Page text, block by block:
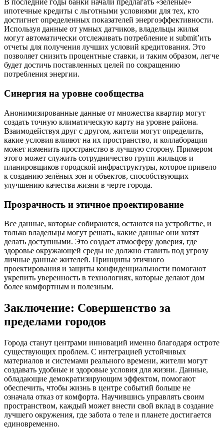
В последние годы банки начали предлагать «зеленые»
ипотечные кредиты с льготными условиями для тех, кто
достигнет определенных показателей энергоэффективности.
Используя данные от умных датчиков, владельцы жилья
могут автоматически отслеживать потребление и submit’ить
отчеты для получения лучших условий кредитования. Это
позволяет снизить процентные ставки, и таким образом, легче
будет достичь поставленных целей по сокращению
потребления энергии.
Синергия на уровне сообщества
Анонимизированные данные от множества квартир могут
создать точную климатическую карту на уровне района.
Взаимодействуя друг с другом, жители могут определить,
какие условия влияют на их пространство, и коллаборация
может изменить пространство в лучшую сторону. Примером
этого может служить сотрудничество групп жильцов и
планировщиков городской инфраструктуры, которое привело
к созданию зелёных зон и объектов, способствующих
улучшению качества жизни в черте города.
Прозрачность и этичное проектирование
Все данные, которые собираются, остаются на устройстве, и
только владельцы могут решать, какие данные они хотят
делать доступными. Это создает атмосферу доверия, где
здоровье окружающей среды не должно ставить под угрозу
личные данные жителей. Принципы этичного
проектирования и защиты конфиденциальности помогают
укрепить уверенность в технологиях, которые делают дом
более комфортным и полезным.
Заключение: Совершенство за
пределами городов
Города станут центрами инноваций именно благодаря остроте
существующих проблем. С интеграцией устойчивых
материалов и системами реального времени, жители могут
создавать удобные и здоровые условия для жизни. Данные,
обладающие демократизирующим эффектом, помогают
обеспечить, чтобы жизнь в центре событий больше не
означала отказ от комфорта. Научившись управлять своим
пространством, каждый может внести свой вклад в создание
лучшего окружения, где забота о теле и планете достигается
единовременно.